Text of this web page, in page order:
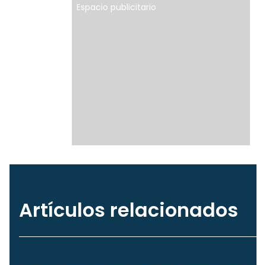
Espacio publicitario
Artículos relacionados